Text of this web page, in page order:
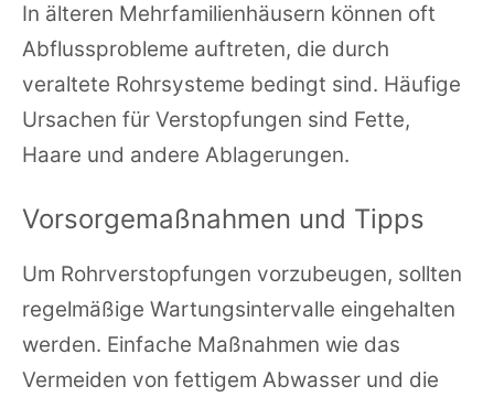
In älteren Mehrfamilienhäusern können oft
Abflussprobleme auftreten, die durch
veraltete Rohrsysteme bedingt sind. Häufige
Ursachen für Verstopfungen sind Fette,
Haare und andere Ablagerungen.
Vorsorgemaßnahmen und Tipps
Um Rohrverstopfungen vorzubeugen, sollten
regelmäßige Wartungsintervalle eingehalten
werden. Einfache Maßnahmen wie das
Vermeiden von fettigem Abwasser und die